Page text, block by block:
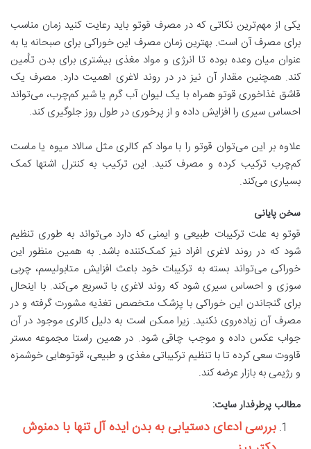
یکی از مهم‌ترین نکاتی که در مصرف قوتو باید رعایت کنید زمان مناسب
برای مصرف آن است. بهترین زمان مصرف این خوراکی برای صبحانه یا به
عنوان میان وعده بوده تا انرژی و مواد مغذی بیشتری برای بدن تأمین
کند. همچنین مقدار آن نیز در در روند لاغری اهمیت دارد. مصرف یک
قاشق غذاخوری قوتو همراه با یک لیوان آب گرم یا شیر کم‌چرب، می‌تواند
احساس سیری را افزایش داده و از پرخوری در طول روز جلوگیری کند.
علاوه بر این می‌توان قوتو را با مواد کم کالری مثل سالاد میوه یا ماست
کم‌چرب ترکیب کرده و مصرف کنید. این ترکیب به کنترل اشتها کمک
بسیاری می‌کند.
سخن پایانی
قوتو به علت ترکیبات طبیعی و ایمنی که دارد می‌تواند به طوری تنظیم
شود که در روند لاغری افراد نیز کمک‌کننده باشد. به همین منظور این
خوراکی می‌تواند بسته به ترکیبات خود باعث افزایش متابولیسم، چربی
سوزی و احساس سیری شود که روند لاغری با تسریع‌ می‌کند. با اینحال
برای گنجاندن این خوراکی با پزشک متخصص تغذیه مشورت گرفته و در
مصرف آن زیاده‌روی نکنید. زیرا ممکن است به دلیل کالری موجود در آن
جواب عکس داده و موجب چاقی شود. در همین راستا مجموعه مستر
قاووت سعی کرده تا با تنظیم ترکیباتی مغذی و طبیعی، قوتوهایی خوشمزه
و رژیمی به بازار عرضه کند.
مطالب پرطرفدار سایت:
بررسی ادعای دستیابی به بدن ایده آل تنها با دمنوش